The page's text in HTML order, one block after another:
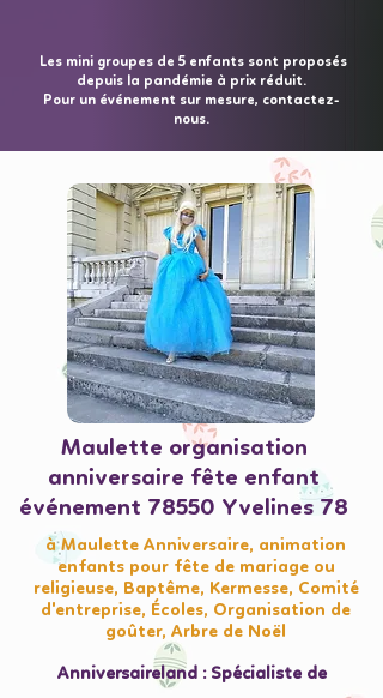
Les mini groupes de 5 enfants sont proposés
depuis la pandémie à prix réduit.
Pour un événement sur mesure, contactez-
nous.
Maulette organisation
anniversaire fête enfant
événement 78550 Yvelines 78
à Maulette Anniversaire, animation
enfants pour fête de mariage ou
religieuse, Baptême, Kermesse, Comité
d'entreprise, Écoles, Organisation de
goûter, Arbre de Noël
Anniversaireland : Spécialiste de